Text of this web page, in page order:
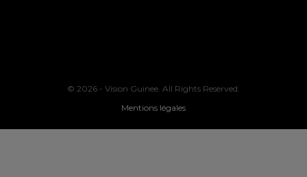
© 2026 - Vision Guinee. All Rights Reserved.
Mentions légales